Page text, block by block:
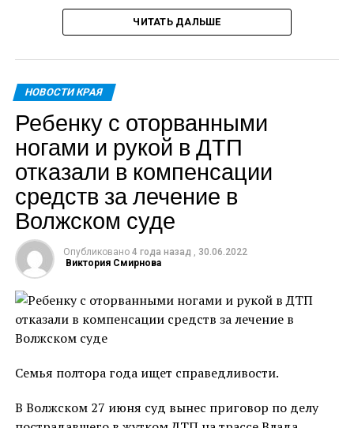
«Мы заинтересованы в поставках
сельскохозяйственной техники. Мы готовы
поставлять со своей стороны сельскохозяйственную
области. Мы заинтересованы в поставке лифтового
оборудования», – сказал Дмитрий Азаров.
Помимо этого планируется расширение
сотрудничества республики с АВТОВАЗом, который
«Одна из тем – возможность расширения
сотрудничества АВТОВАЗа и Республики Беларусь.
Александр Григорьевич Лукашенко дал указание
очень внимательно отнестись к этому вопросу,
расширяя здесь сотрудничество, повышая степень
локализации производимых автомобилей как в
Республике Беларусь, так и в Российской
здесь огромное поле деятельности, потому что
крупнейший производитель автомобилей
ЧИТАТЬ ДАЛЬШЕ
НОВОСТИ КРАЯ
Ребенку с оторванными
ногами и рукой в ДТП
отказали в компенсации
средств за лечение в
Волжском суде
Опубликовано 4 года назад , 30.06.2022
Виктория Смирнова
Семья полтора года ищет справедливости.
В Волжском 27 июня суд вынес приговор по делу